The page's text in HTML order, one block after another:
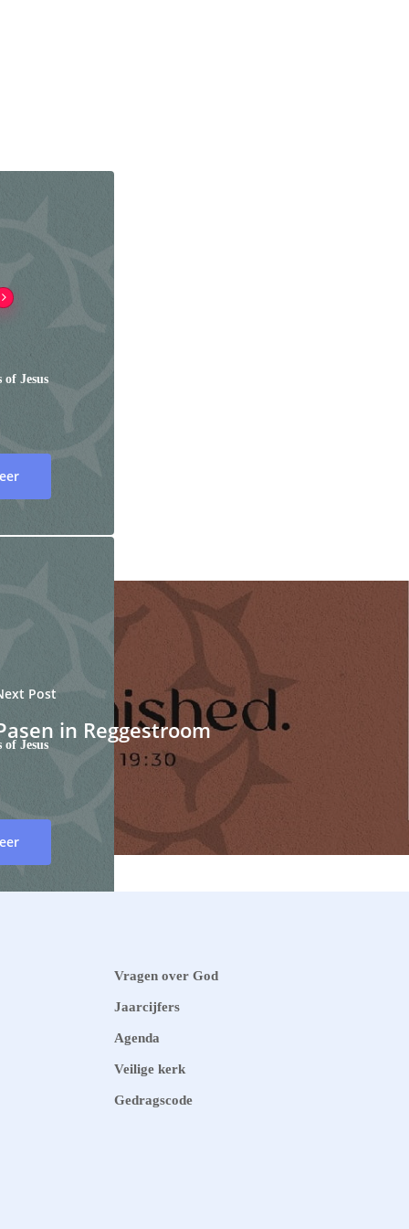
of Jesus
of Jesus
Post
in Reggestroom
Vragen over God
Jaarcijfers
Agenda
Veilige kerk
Gedragscode